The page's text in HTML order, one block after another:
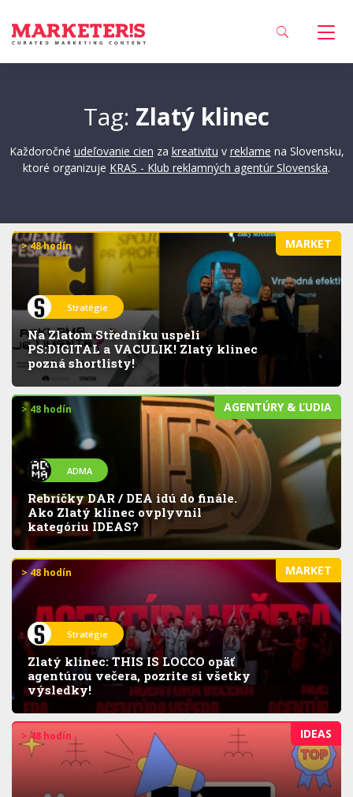
Tag: Zlatý klinec
Každoročné udeľovanie cien za kreativitu v reklame na Slovensku,
ktoré organizuje KRAS - Klub reklamných agentúr Slovenska.
MARKET
> 48 hodín
Stratégie
Na Zlatom Středníku uspeli
PS:DIGITAL a VACULIK! Zlatý klinec
pozná shortlisty!
AGENTÚRY & ĽUDIA
> 48 hodín
ADMA
Rebríčky DAR / DEA idú do finále.
Ako Zlatý klinec ovplyvnil
kategóriu IDEAS?
MARKET
> 48 hodín
Stratégie
Zlatý klinec: THIS IS LOCCO opäť
agentúrou večera, pozrite si všetky
výsledky!
IDEAS
> 48 hodín